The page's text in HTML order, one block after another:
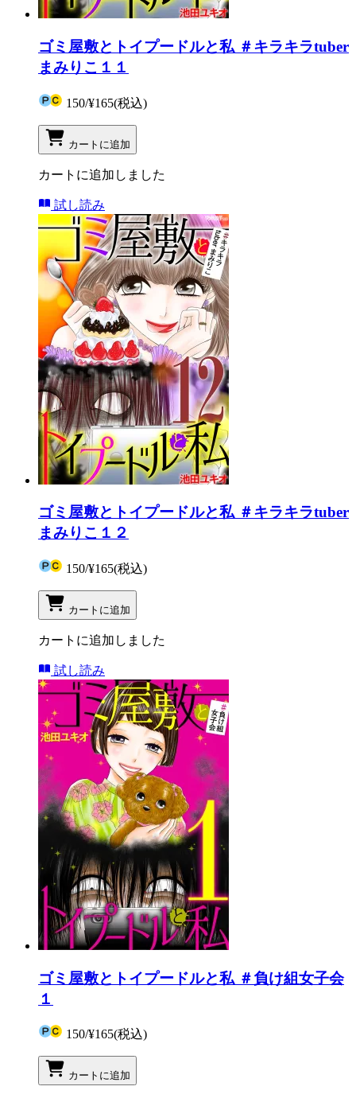
ゴミ屋敷とトイプードルと私 ＃キラキラtuber
まみりこ１１
150/¥165(税込)
カートに追加
カートに追加しました
試し読み
ゴミ屋敷とトイプードルと私 ＃キラキラtuber
まみりこ１２
150/¥165(税込)
カートに追加
カートに追加しました
試し読み
ゴミ屋敷とトイプードルと私 ＃負け組女子会
１
150/¥165(税込)
カートに追加